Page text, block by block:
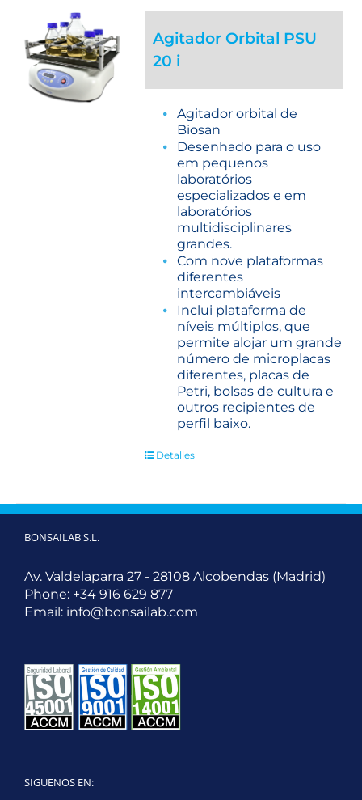
Agitador Orbital PSU
20 i
Agitador orbital de
Biosan
Desenhado para o uso
em pequenos
laboratórios
especializados e em
laboratórios
multidisciplinares
grandes.
Com nove plataformas
diferentes
intercambiáveis
Inclui plataforma de
níveis múltiplos, que
permite alojar um grande
número de microplacas
diferentes, placas de
Petri, bolsas de cultura e
outros recipientes de
perfil baixo.
Detalles
BONSAILAB S.L.
Av. Valdelaparra 27 - 28108 Alcobendas (Madrid)
Phone: +34 916 629 877
Email: info@bonsailab.com
SIGUENOS EN: